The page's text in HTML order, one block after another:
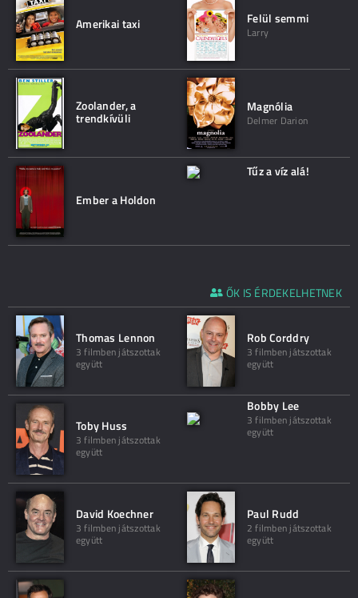
Amerikai taxi Felül semmi
Larry
Zoolander, a
trendkívüli
Magnólia
Delmer Darion
Ember a Holdon
Tűz a víz alá!
ŐK IS ÉRDEKELHETNEK
Thomas Lennon
3 filmben játszottak
együtt
Rob Corddry
3 filmben játszottak
együtt
Toby Huss
3 filmben játszottak
együtt
Bobby Lee
3 filmben játszottak
együtt
David Koechner
3 filmben játszottak
együtt
Paul Rudd
2 filmben játszottak
együtt